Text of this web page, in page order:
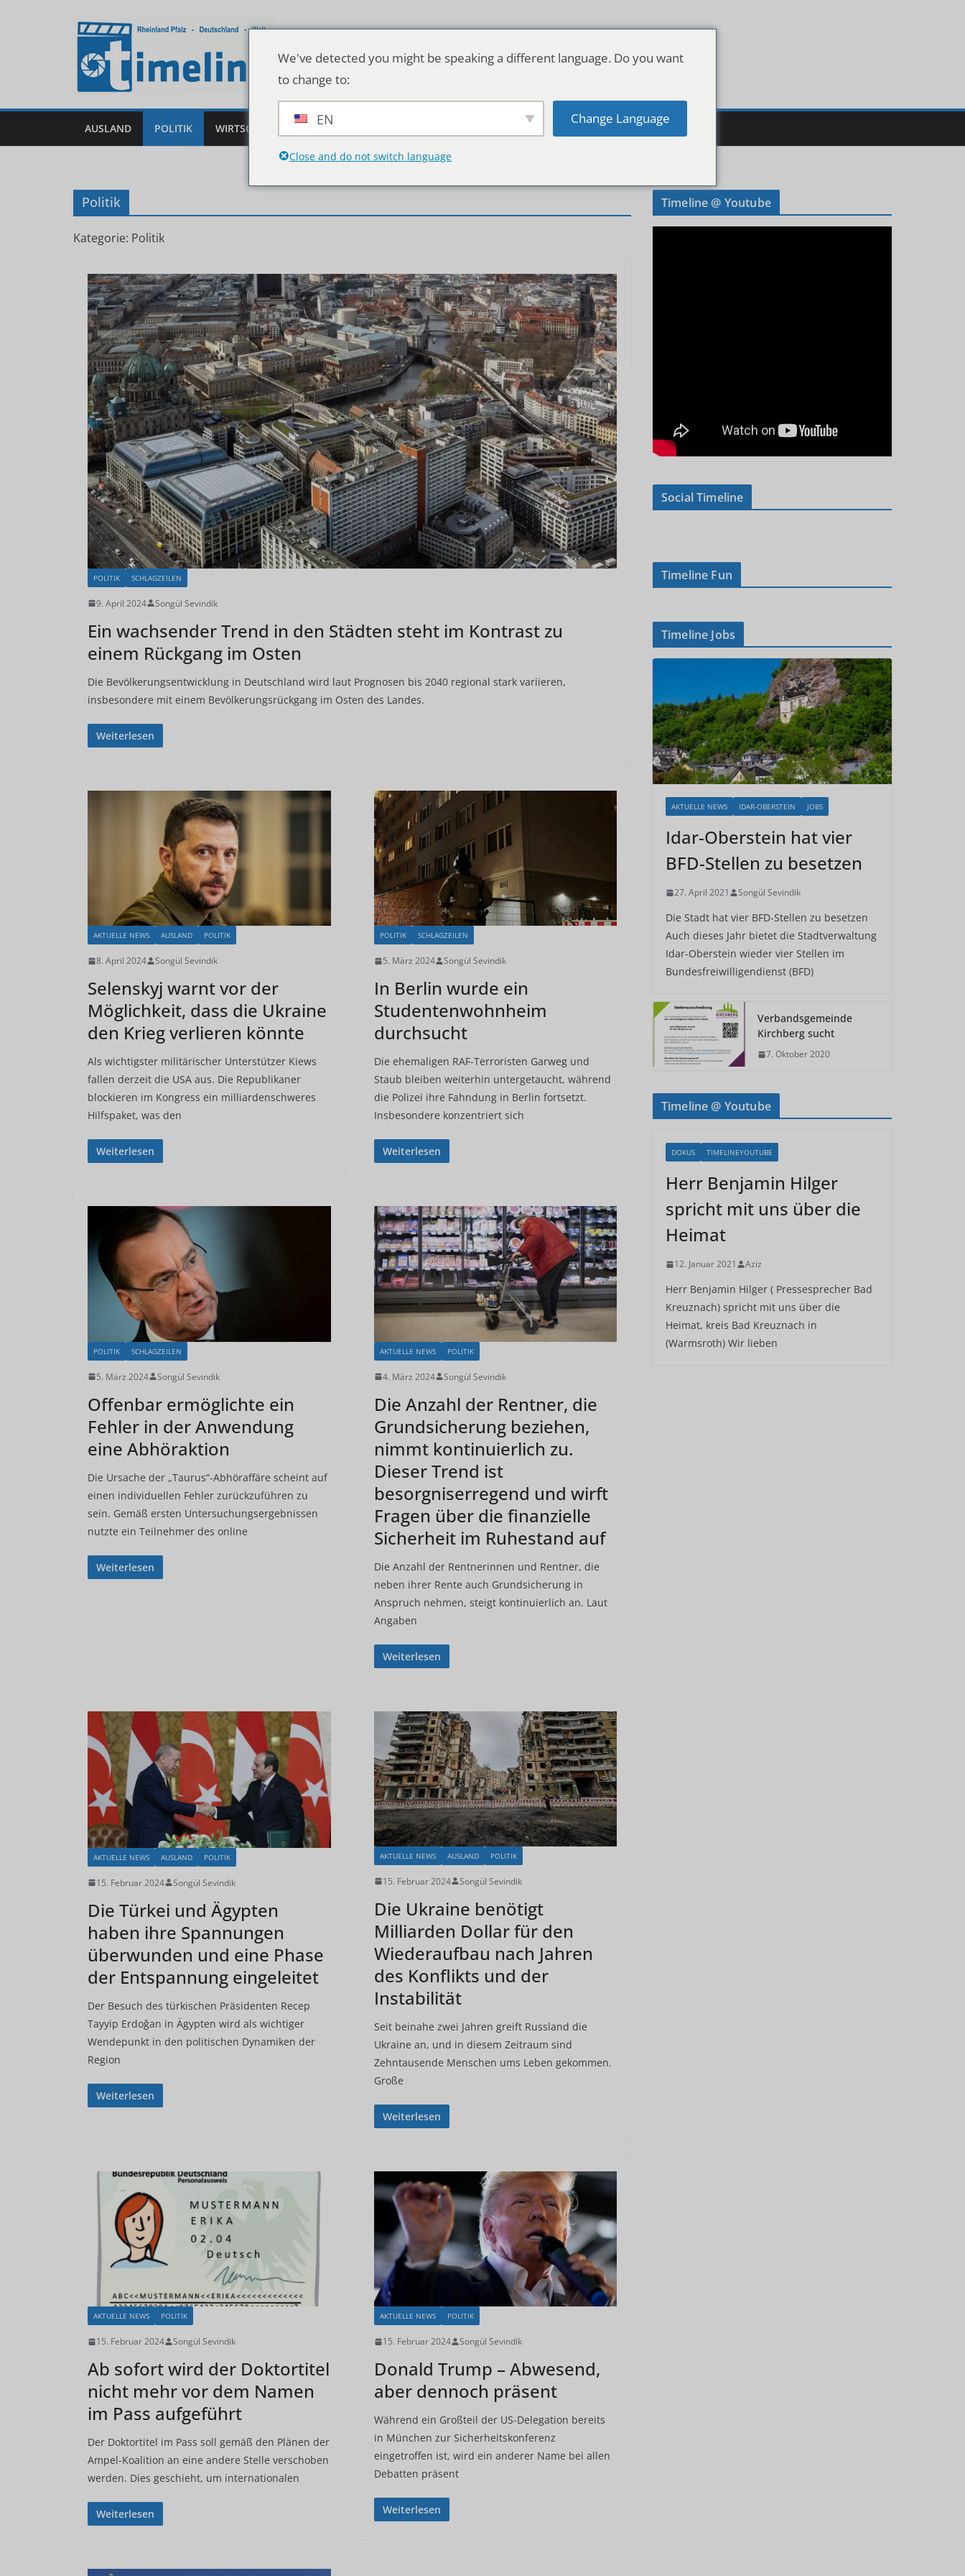
AUSLAND POLITIK WIRTSCHAFT DEUTSCHLAND & WELT
Politik
Kategorie: Politik
POLITIK SCHLAGZEILEN
9. April 2024 Songül Sevindik
Ein wachsender Trend in den Städten steht im Kontrast zu
einem Rückgang im Osten
Die Bevölkerungsentwicklung in Deutschland wird laut Prognosen bis 2040 regional stark variieren,
insbesondere mit einem Bevölkerungsrückgang im Osten des Landes.
Weiterlesen
AKTUELLE NEWS AUSLAND POLITIK
8. April 2024 Songül Sevindik
Selenskyj warnt vor der
Möglichkeit, dass die Ukraine
den Krieg verlieren könnte
Als wichtigster militärischer Unterstützer Kiews
fallen derzeit die USA aus. Die Republikaner
blockieren im Kongress ein milliardenschweres
Hilfspaket, was den
Weiterlesen
POLITIK SCHLAGZEILEN
5. März 2024 Songül Sevindik
In Berlin wurde ein
Studentenwohnheim
durchsucht
Die ehemaligen RAF-Terroristen Garweg und
Staub bleiben weiterhin untergetaucht, während
die Polizei ihre Fahndung in Berlin fortsetzt.
Insbesondere konzentriert sich
Weiterlesen
POLITIK SCHLAGZEILEN
5. März 2024 Songül Sevindik
Offenbar ermöglichte ein
Fehler in der Anwendung
eine Abhöraktion
Die Ursache der „Taurus“-Abhöraffäre scheint auf
einen individuellen Fehler zurückzuführen zu
sein. Gemäß ersten Untersuchungsergebnissen
nutzte ein Teilnehmer des online
Weiterlesen
AKTUELLE NEWS POLITIK
4. März 2024 Songül Sevindik
Die Anzahl der Rentner, die
Grundsicherung beziehen,
nimmt kontinuierlich zu.
Dieser Trend ist
besorgniserregend und wirft
Fragen über die finanzielle
Sicherheit im Ruhestand auf
Die Anzahl der Rentnerinnen und Rentner, die
neben ihrer Rente auch Grundsicherung in
Anspruch nehmen, steigt kontinuierlich an. Laut
Angaben
Weiterlesen
AKTUELLE NEWS AUSLAND POLITIK
15. Februar 2024 Songül Sevindik
Die Türkei und Ägypten
haben ihre Spannungen
überwunden und eine Phase
der Entspannung eingeleitet
Der Besuch des türkischen Präsidenten Recep
Tayyip Erdoğan in Ägypten wird als wichtiger
Wendepunkt in den politischen Dynamiken der
Region
Weiterlesen
AKTUELLE NEWS AUSLAND POLITIK
15. Februar 2024 Songül Sevindik
Die Ukraine benötigt
Milliarden Dollar für den
Wiederaufbau nach Jahren
des Konflikts und der
Instabilität
Seit beinahe zwei Jahren greift Russland die
Ukraine an, und in diesem Zeitraum sind
Zehntausende Menschen ums Leben gekommen.
Große
Weiterlesen
AKTUELLE NEWS POLITIK
15. Februar 2024 Songül Sevindik
Ab sofort wird der Doktortitel
nicht mehr vor dem Namen
im Pass aufgeführt
Der Doktortitel im Pass soll gemäß den Plänen der
Ampel-Koalition an eine andere Stelle verschoben
werden. Dies geschieht, um internationalen
Weiterlesen
AKTUELLE NEWS POLITIK
15. Februar 2024 Songül Sevindik
Donald Trump – Abwesend,
aber dennoch präsent
Während ein Großteil der US-Delegation bereits
in München zur Sicherheitskonferenz
eingetroffen ist, wird ein anderer Name bei allen
Debatten präsent
Weiterlesen
Timeline @ Youtube
Social Timeline
Timeline Fun
Timeline Jobs
AKTUELLE NEWS IDAR-OBERSTEIN JOBS
Idar-Oberstein hat vier
BFD-Stellen zu besetzen
27. April 2021 Songül Sevindik
Die Stadt hat vier BFD-Stellen zu besetzen
Auch dieses Jahr bietet die Stadtverwaltung
Idar-Oberstein wieder vier Stellen im
Bundesfreiwilligendienst (BFD)
Verbandsgemeinde
Kirchberg sucht
7. Oktober 2020
Timeline @ Youtube
DOKUS TIMELINEYOUTUBE
Herr Benjamin Hilger
spricht mit uns über die
Heimat
12. Januar 2021 Aziz
Herr Benjamin Hilger ( Pressesprecher Bad
Kreuznach) spricht mit uns über die
Heimat, kreis Bad Kreuznach in
(Warmsroth) Wir lieben
We've detected you might be speaking a different language. Do you want
to change to:
EN Change Language
Close and do not switch language